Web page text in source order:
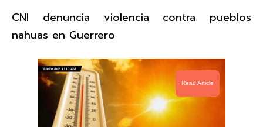
CNI denuncia violencia contra pueblos
nahuas en Guerrero
Read Article